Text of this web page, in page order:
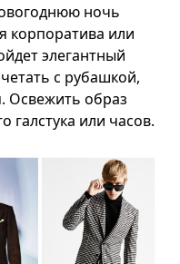
ночь
корпоратива или
элегантный
с рубашкой,
Освежить образ
галстука или часов.